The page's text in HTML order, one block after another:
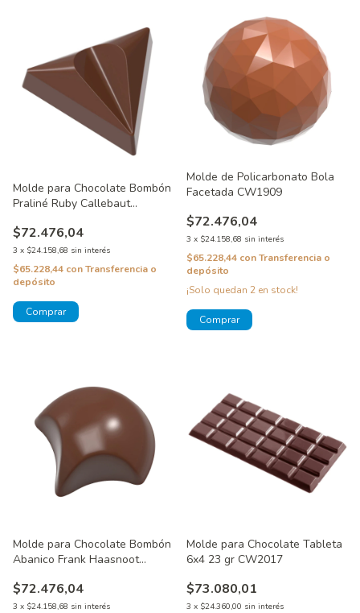
Molde para Chocolate Bombón
Praliné Ruby Callebaut
$72.476,04
3 x $24.158,68 sin interés
$65.228,44 conTransferencia o
depósito
Molde de Policarbonato Bola
Facetada CW1909
$72.476,04
3 x $24.158,68 sin interés
$65.228,44 conTransferencia o
depósito
¡Solo quedan 2 en stock!
Molde para Chocolate Bombón
Abanico Frank Haasnoot
$72.476,04
3 x $24.158,68 sin interés
Molde para Chocolate Tableta
6x4 23 gr CW2017
$73.080,01
3 x $24.360,00 sin interés